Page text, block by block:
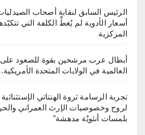
الرئيس السابق لنقابة أصحاب
أسعار الأدوية لم يُغطِّ الكلفة التي
المركزية
أبطال عرب مرشحين بقوة للصعود على
العالمية في الولايات المتحدة الأمريكية.
تجربة الرسامة ثروة الهنتاتي
لروح وخصوصيات الإرث العمراني
بلمسات أنثويٌة مدهشة”